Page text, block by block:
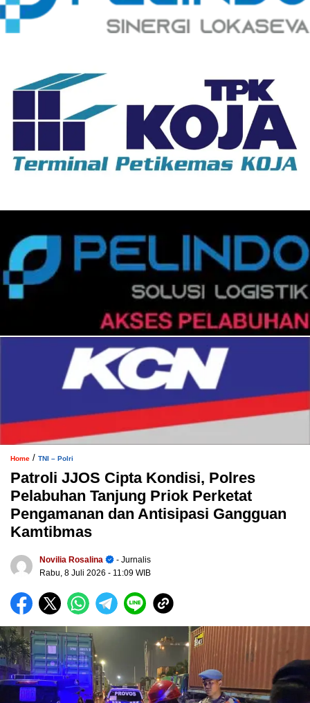
Home / TNI – Polri
Patroli JJOS Cipta Kondisi, Polres
Pelabuhan Tanjung Priok Perketat
Pengamanan dan Antisipasi Gangguan
Kamtibmas
Novilia Rosalina
- Jurnalis
Rabu, 8 Juli 2026 - 11:09 WIB